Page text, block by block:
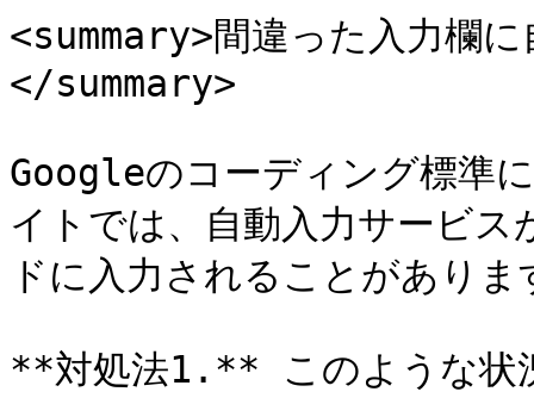
<summary>間違った入力欄
</summary>
Googleのコーディング標準
イトでは、自動入力サービ
ドに入力されることがありま
**対処法1.** このような状